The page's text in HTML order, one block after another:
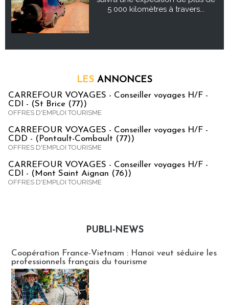
5 000 kilomètres à travers...
LES ANNONCES
CARREFOUR VOYAGES - Conseiller voyages H/F -
CDI - (St Brice (77))
OFFRES D'EMPLOI TOURISME
CARREFOUR VOYAGES - Conseiller voyages H/F -
CDD - (Pontault-Combault (77))
OFFRES D'EMPLOI TOURISME
CARREFOUR VOYAGES - Conseiller voyages H/F -
CDI - (Mont Saint Aignan (76))
OFFRES D'EMPLOI TOURISME
PUBLI-NEWS
Coopération France-Vietnam : Hanoï veut séduire les
professionnels français du tourisme